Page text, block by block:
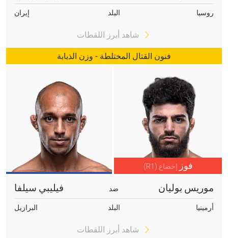
روسيا البلد إيران
شاهد أبرز اللقطات
فنون القتال المختلطة - وزن الذبابة
فوز إخضاع (R1)
موريس بوليان ضد فيليبي سيلفا
أرمينيا البلد البرازيل
شاهد أبرز اللقطات